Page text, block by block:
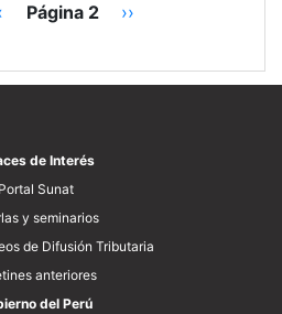
Página 2
Siguiente
››
de Interés
Portal Sunat
y seminarios
de Difusión Tributaria
anteriores
del Perú